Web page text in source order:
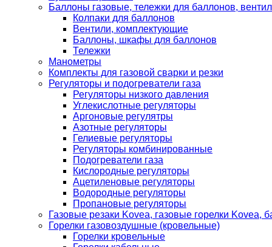
Баллоны газовые, тележки для баллонов,
Колпаки для баллонов
Вентили, комплектующие
Баллоны, шкафы для баллонов
Тележки
Манометры
Комплекты для газовой сварки и резки
Регуляторы и подогреватели газа
Регуляторы низкого давления
Углекислотные регуляторы
Аргоновые регулятры
Азотные регуляторы
Гелиевые регуляторы
Регуляторы комбинированные
Подогреватели газа
Кислородные регуляторы
Ацетиленовые регуляторы
Водородные регуляторы
Пропановые регуляторы
Газовые резаки Kovea, газовые горелки Kovea,
Горелки газовоздушные (кровельные)
Горелки кровельные